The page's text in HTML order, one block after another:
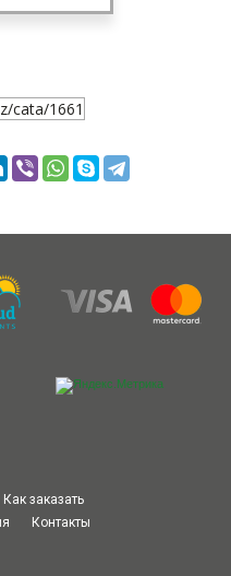
cata/1661
Как заказать
Контакты